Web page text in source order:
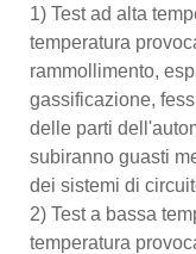
1) Test ad alta
temperatura
rammollimento,
gassificazione,
delle parti
subiranno guasti
dei sistemi di
2) Test a bassa
temperatura